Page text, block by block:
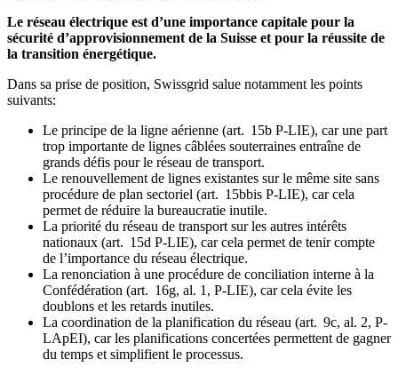
Le réseau électrique est d’une importance capitale pour la
sécurité d’approvisionnement de la Suisse et pour la réussite de
la transition énergétique.
Dans sa prise de position, Swissgrid salue notamment les points
suivants:
Le principe de la ligne aérienne (art. 15b P-LIE), car une part
trop importante de lignes câblées souterraines entraîne de
grands défis pour le réseau de transport.
Le renouvellement de lignes existantes sur le même site sans
procédure de plan sectoriel (art. 15bbis P-LIE), car cela
permet de réduire la bureaucratie inutile.
La priorité du réseau de transport sur les autres intérêts
nationaux (art. 15d P-LIE), car cela permet de tenir compte
de l’importance du réseau électrique.
La renonciation à une procédure de conciliation interne à la
Confédération (art. 16g, al. 1, P-LIE), car cela évite les
doublons et les retards inutiles.
La coordination de la planification du réseau (art. 9c, al. 2, P-
LApEI), car les planifications concertées permettent de gagner
du temps et simplifient le processus.